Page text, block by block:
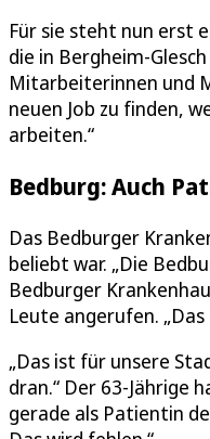
Für sie steht nun erst
die in Bergheim-
Mitarbeiterinnen und
neuen Job zu finden,
arbeiten.“
Bedburg: Auch
Das Bedburger
beliebt war. „Die
Bedburger
Leute angerufen.
„Das ist für unsere
dran.“ Der 63-Jährige
gerade als Patientin